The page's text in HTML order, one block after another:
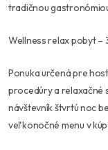
tradičnou
Wellness relax pobyt –
Ponuka určená pre
procedúry a relaxačné
návštevník štvrtú noc
veľkonočné menu v